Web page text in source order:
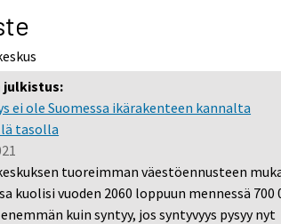
julkistus:
ei ole Suomessa ikärakenteen kannalta
tasolla
tuoreimman väestöennusteen
kuolisi vuoden 2060 loppuun mennessä 700
kuin syntyy, jos syntyvyys pysyy nyt